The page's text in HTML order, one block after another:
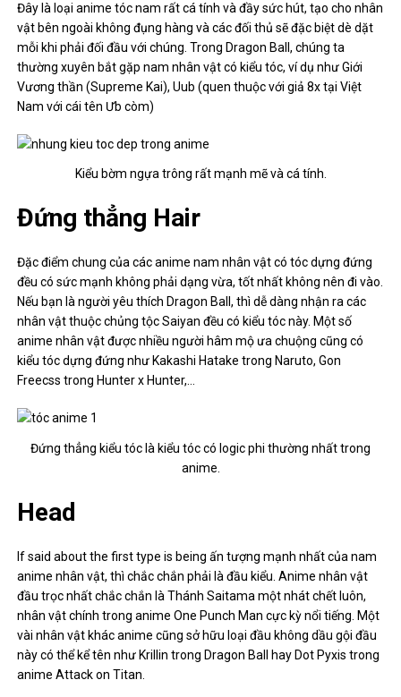
Đây là loại anime tóc nam rất cá tính và đầy sức hút, tạo cho nhân
vật bên ngoài không đụng hàng và các đối thủ sẽ đặc biệt dè dặt
mỗi khi phải đối đầu với chúng. Trong Dragon Ball, chúng ta
thường xuyên bắt gặp nam nhân vật có kiểu tóc, ví dụ như Giới
Vương thần (Supreme Kai), Uub (quen thuộc với giả 8x tại Việt
Nam với cái tên Ưb còm)
Kiểu bờm ngựa trông rất mạnh mẽ và cá tính.
Đứng thẳng Hair
Đặc điểm chung của các anime nam nhân vật có tóc dựng đứng
đều có sức mạnh không phải dạng vừa, tốt nhất không nên đi vào.
Nếu bạn là người yêu thích Dragon Ball, thì dễ dàng nhận ra các
nhân vật thuộc chủng tộc Saiyan đều có kiểu tóc này. Một số
anime nhân vật được nhiều người hâm mộ ưa chuộng cũng có
kiểu tóc dựng đứng như Kakashi Hatake trong Naruto, Gon
Freecss trong Hunter x Hunter,…
Đứng thẳng kiểu tóc là kiểu tóc có logic phi thường nhất trong
anime.
Head
If said about the first type is being ấn tượng mạnh nhất của nam
anime nhân vật, thì chắc chắn phải là đầu kiểu. Anime nhân vật
đầu trọc nhất chắc chắn là Thánh Saitama một nhát chết luôn,
nhân vật chính trong animeOne Punch Mancực kỳ nổi tiếng. Một
vài nhân vật khác anime cũng sở hữu loại đầu không dầu gội đầu
này có thể kể tên như Krillin trong Dragon Ball hay Dot Pyxis trong
anime Attack on Titan.